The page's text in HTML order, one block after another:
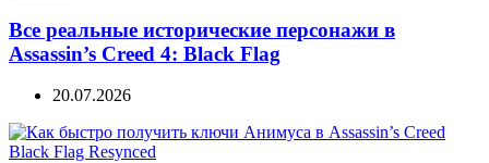
Все реальные исторические персонажи в
Assassin’s Creed 4: Black Flag
20.07.2026